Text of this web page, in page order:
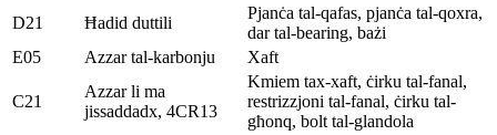
D21
Ħadid duttili
Pjanċa tal-qafas, pjanċa tal-qoxra,
dar tal-bearing, bażi
E05
Azzar tal-karbonju Xaft
C21
Azzar li ma
jissaddadx, 4CR13
Kmiem tax-xaft, ċirku tal-fanal,
restrizzjoni tal-fanal, ċirku tal-
għonq, bolt tal-glandola